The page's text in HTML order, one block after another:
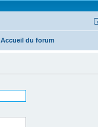
Accueil du forum